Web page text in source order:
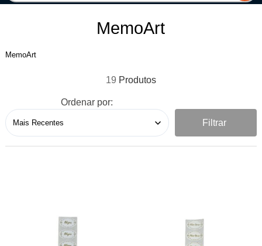
MemoArt
MemoArt
19
Ordenar por:
Filtrar